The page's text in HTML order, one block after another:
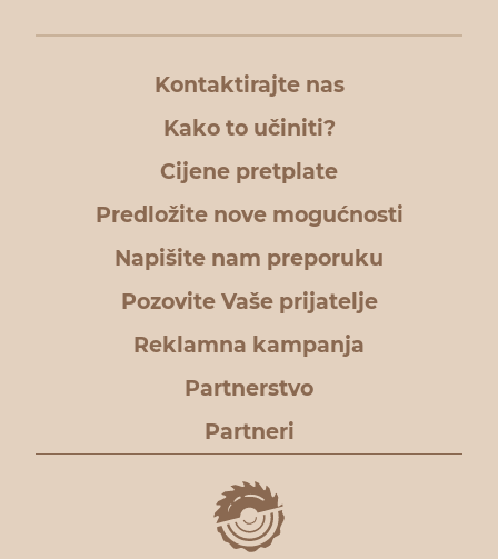
Kontaktirajte nas
Kako to učiniti?
Cijene pretplate
Predložite nove mogućnosti
Napišite nam preporuku
Pozovite Vaše prijatelje
Reklamna kampanja
Partnerstvo
Partneri